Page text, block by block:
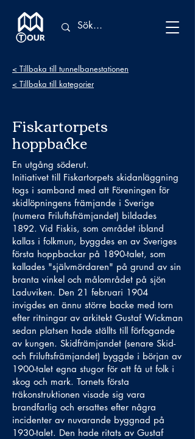
< Tillbaka till tunnelbanestationen
< Tillbaka till kategorier
Fiskartorpets
hoppbacke
En utgång söderut.
Initiativet till Fiskartorpets skidanläggning
togs i samband med att Föreningen för
skidlöpningens främjande i Sverige
(numera Friluftsfrämjandet) bildades
1892. Vid Fiskis, som området ibland
kallas i folkmun, byggdes en av Sveriges
första hoppbackar på 1890-talet, som
kallades "självmördaren" på grund av sin
branta vinkel och målområdet på sjön
Laduviken. Den 21 februari 1904
invigdes en ännu större backe med torn
efter ritningar av arkitekt Gustaf Wickman
sedan platsen hade ställts till förfogande
av kungen. Skidfrämjandet (senare Skid-
och Friluftsfrämjandet) byggde i början av
1900-talet egna stugor för att få ut folk i
skog och mark. Tornets första
träkonstruktionen visade sig vara
brandfarlig och ersattes efter några
incidenter av nuvarande byggnad på
1930-talet. Den hade ritats av Gustaf